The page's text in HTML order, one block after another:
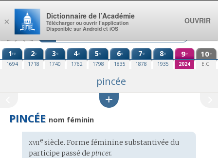
Aller au contenu
1re
1694
2e
1718
3e
1740
4e
1762
5e
1798
6e
1835
7e
1878
8e
1935
9e
2024
10e
E.C.
pincée
PINCÉE nom féminin
Étymologie
:
xviiesiècle. Forme féminine substantivée du
participe passé de pincer.
×
Dictionnaire de l’Académie
Télécharger ou ouvrir l’application
Disponible sur Android et iOS
OUVRIR